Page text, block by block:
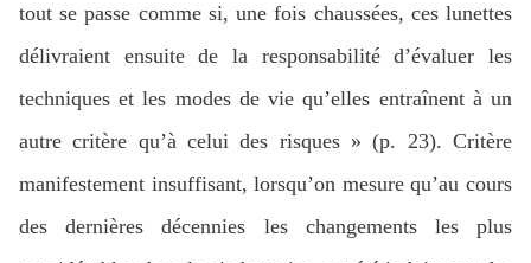
tout se passe comme si, une fois chaussées, ces lunettes
délivraient ensuite de la responsabilité d’évaluer les
techniques et les modes de vie qu’elles entraînent à un
autre critère qu’à celui des risques » (p. 23). Critère
manifestement insuffisant, lorsqu’on mesure qu’au cours
des dernières décennies les changements les plus